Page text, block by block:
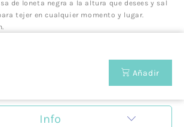
de loneta negra a la altura que desees y sal
tejer en cualquier momento y lugar.
Añadir
Info